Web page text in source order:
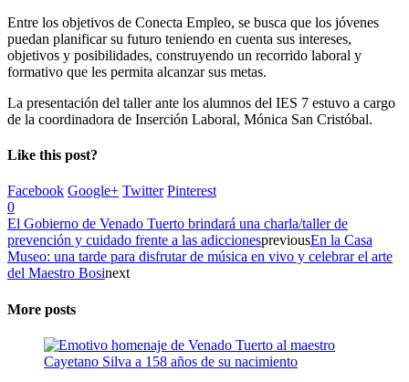
Entre los objetivos de Conecta Empleo, se busca que los jóvenes
puedan planificar su futuro teniendo en cuenta sus intereses,
objetivos y posibilidades, construyendo un recorrido laboral y
formativo que les permita alcanzar sus metas.
La presentación del taller ante los alumnos del IES 7 estuvo a cargo
de la coordinadora de Inserción Laboral, Mónica San Cristóbal.
Like this post?
Facebook Google+ Twitter Pinterest
0
El Gobierno de Venado Tuerto brindará una charla/taller de
prevención y cuidado frente a las adiccionespreviousEn la Casa
Museo: una tarde para disfrutar de música en vivo y celebrar el arte
del Maestro Bosinext
More posts